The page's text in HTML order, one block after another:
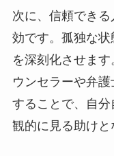
次に、信頼でき
効です。孤独な
を深刻化させま
ウンセラーや弁
することで、自
観的に見る助けと